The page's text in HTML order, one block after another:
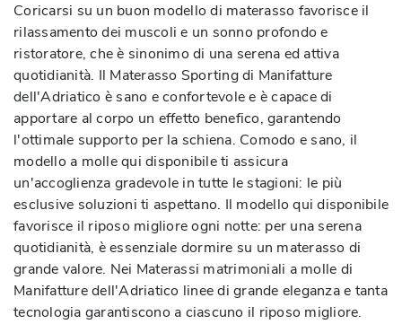
Coricarsi su un buon modello di materasso favorisce il
rilassamento dei muscoli e un sonno profondo e
ristoratore, che è sinonimo di una serena ed attiva
quotidianità. Il Materasso Sporting di Manifatture
dell'Adriatico è sano e confortevole e è capace di
apportare al corpo un effetto benefico, garantendo
l'ottimale supporto per la schiena. Comodo e sano, il
modello a molle qui disponibile ti assicura
un'accoglienza gradevole in tutte le stagioni: le più
esclusive soluzioni ti aspettano. Il modello qui disponibile
favorisce il riposo migliore ogni notte: per una serena
quotidianità, è essenziale dormire su un materasso di
grande valore. Nei Materassi matrimoniali a molle di
Manifatture dell'Adriatico linee di grande eleganza e tanta
tecnologia garantiscono a ciascuno il riposo migliore.